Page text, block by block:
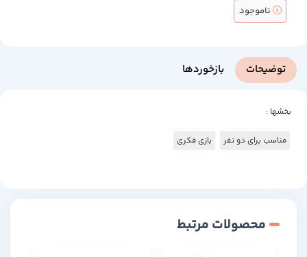
ناموجود
توضیحات بازخوردها
بخشها :
مناسب برای دو نفر بازی فکری
محصولات مرتبط